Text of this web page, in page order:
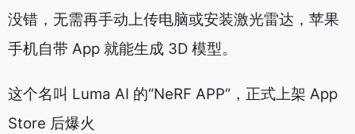
没错，无需再手动上传电脑或安装激光雷达，苹果
手机自带 App 就能生成 3D 模型。
这个名叫 Luma AI 的“NeRF APP”，正式上架 App
Store 后爆火